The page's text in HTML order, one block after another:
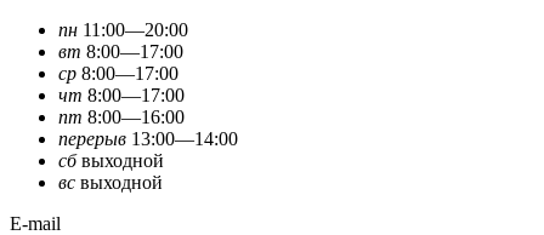
пн 11:00—20:00
вт 8:00—17:00
ср 8:00—17:00
чт 8:00—17:00
пт 8:00—16:00
перерыв 13:00—14:00
сбвыходной
вс выходной
E-mail